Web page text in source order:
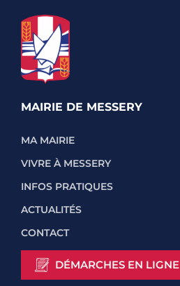
MAIRIE DE MESSERY
MA MAIRIE
VIVRE À MESSERY
INFOS PRATIQUES
ACTUALITÉS
CONTACT
DÉMARCHES EN LIGNE